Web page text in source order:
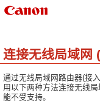
连接无线局域网
通过无线局域网路由器(接
用以下两种方法连接无线
能不受支持。